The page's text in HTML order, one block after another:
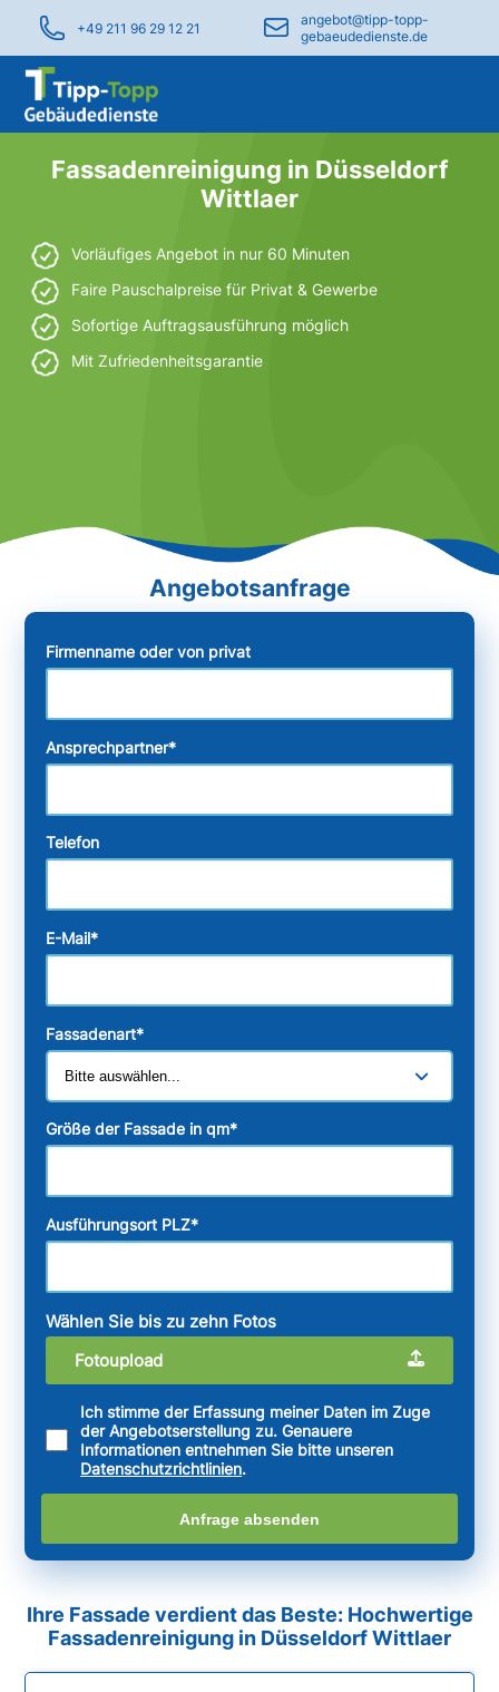
+49 211 96 29 12 21
angebot@tipp-topp-
gebaeudedienste.de
Fassadenreinigung in Düsseldorf
Wittlaer
Vorläufiges Angebot in nur 60 Minuten
Faire Pauschalpreise für Privat & Gewerbe
Sofortige Auftragsausführung möglich
Mit Zufriedenheitsgarantie
Firmenname oder von privat
Ansprechpartner*
Telefon
E-Mail*
Fassadenart*
Größe der Fassade in qm*
Ausführungsort PLZ*
Wählen Sie bis zu zehn Fotos
Fotoupload
Ich stimme der Erfassung meiner Daten im Zuge
der Angebotserstellung zu. Genauere
Informationen entnehmen Sie bitte unseren
Datenschutzrichtlinien.
Anfrage absenden
Ihre Fassade verdient das Beste: Hochwertige
Fassadenreinigung in Düsseldorf Wittlaer